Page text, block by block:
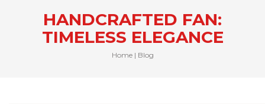
HANDCRAFTED FAN:
TIMELESS ELEGANCE
Home| Blog